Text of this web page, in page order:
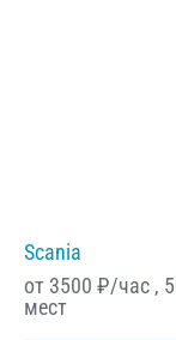
Scania
от 3500 ₽/час ,
мест